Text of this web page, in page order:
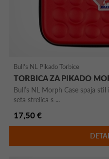
Bull's NL Pikado Torbice
TORBICA ZA PIKADO
Bull’s NL Morph Case spaja
seta strelica s ...
17,50 €